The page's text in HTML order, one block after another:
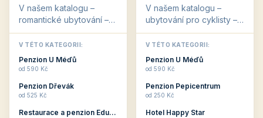
👨‍👩‍👧‍👦
34 objektů
Ubytování pro
rodiny
V našem katalogu -
Ubytování pro rodiny -
jsou pro Vás připraveny
objekty, které svojí
polohou či vybaveností,
V TÉTO KATEGORII:
Penzion U Méďů
🧓 33 objektů
Ubytování pro
seniory
V katalogu ubytování pro
seniory najdete
penziony a hotely, které
jsou přizpůsobeny pro
ubytování klientů vyššího
V TÉTO KATEGORII:
Penzion U Méďů